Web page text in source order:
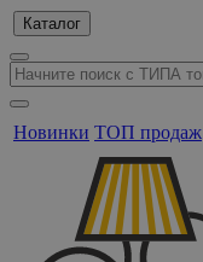
Каталог
Новинки ТОП продаж